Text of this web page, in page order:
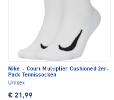
Nike · Court Multiplier Cushioned 2er-
Pack Tennissocken
Unisex
€ 21,99